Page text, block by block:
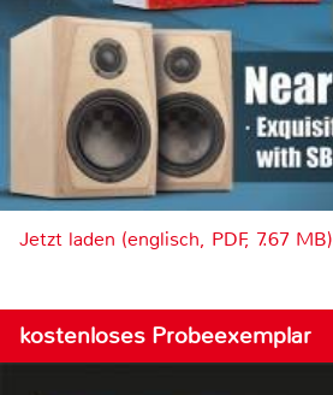
Jetzt laden (englisch, PDF, 7.67 MB)
kostenloses Probeexemplar